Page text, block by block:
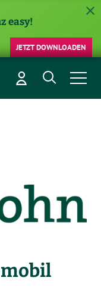
easy!
JETZT DOWNLOADEN